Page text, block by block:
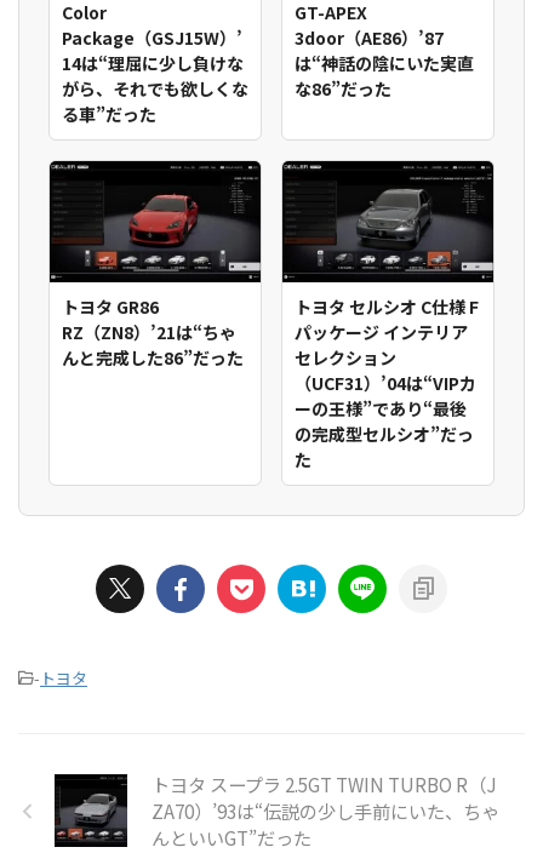
Color
Package（GSJ15W）’
14は“理屈に少し負けな
がら、それでも欲しくな
る車”だった
GT-APEX
3door（AE86）’87
は“神話の陰にいた実直
な86”だった
トヨタ GR86
RZ（ZN8）’21は“ちゃ
んと完成した86”だった
トヨタ セルシオ C仕様 F
パッケージ インテリア
セレクション
（UCF31）’04は“VIPカ
ーの王様”であり“最後
の完成型セルシオ”だっ
た
- トヨタ
トヨタ スープラ 2.5GT TWIN TURBO R（J
ZA70）’93は“伝説の少し手前にいた、ちゃ
んといいGT”だった